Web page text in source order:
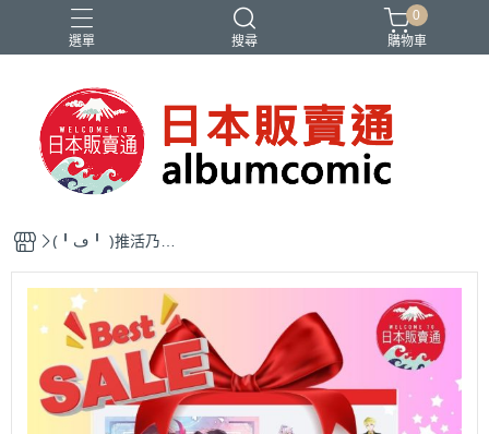
選單 搜尋
Ado IDOLiSH7 バンドリ 刀劍亂舞 妮姬
0
購物車
(╹ڡ╹ )推活乃我活
合】力推福袋(╹ڡ╹
)